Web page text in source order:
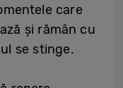
care
și rămân cu
se stinge.